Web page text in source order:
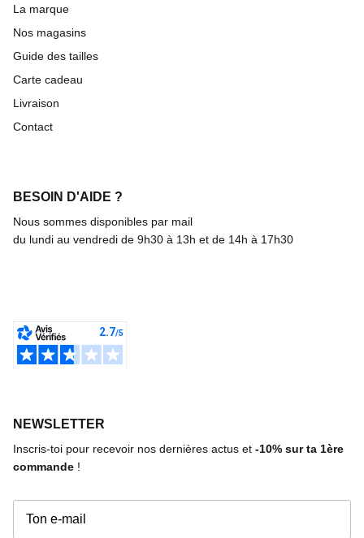
La marque
Nos magasins
Guide des tailles
Carte cadeau
Livraison
Contact
BESOIN D'AIDE ?
Nous sommes disponibles par mail
du lundi au vendredi de 9h30 à 13h et de 14h à 17h30
NEWSLETTER
Inscris-toi pour recevoir nos dernières actus et -10% sur ta 1ère
commande !